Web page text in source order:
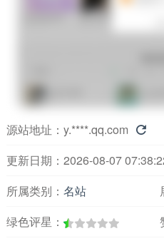
源站地址： y.****.qq.com 
更新日期：2026-08-07
所属类别： 名站
绿色评星：